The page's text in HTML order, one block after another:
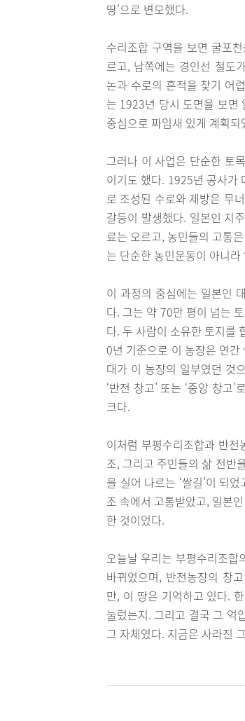
땅'으로 변모했다.
수리조합 구역을 보면 굴포
르고, 남쪽에는 경인선 철도
논과 수로의 흔적을 찾기 어
는 1923년 당시 도면을 보면
중심으로 짜임새 있게 계획되
그러나 이 사업은 단순한 토
이기도 했다. 1925년 공사가
로 조성된 수로와 제방은 무
갈등이 발생했다. 일본인 지
료는 오르고, 농민들의 고통
는 단순한 농민운동이 아니
이 과정의 중심에는 일본인
다. 그는 약 70만 평이 넘는
다. 두 사람이 소유한 토지를
0년 기준으로 이 농장은 연
대가 이 농장의 일부였던 것
‘반전 창고’ 또는 ‘중앙 창고
크다.
이처럼 부평수리조합과 반
조, 그리고 주민들의 삶 전반
을 실어 나르는 ‘쌀길’이 되
조 속에서 고통받았고, 일본
한 것이었다.
오늘날 우리는 부평수리조합
바뀌었으며, 반전농장의 창
만, 이 땅은 기억하고 있다.
눌렀는지. 그리고 결국 그 억
그 자체였다. 지금은 사라진